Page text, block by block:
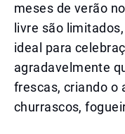
meses de verão
livre são
ideal para
agradavelmente
frescas, criando o
churrascos,